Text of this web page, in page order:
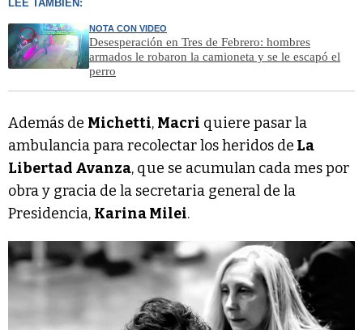
LEÉ TAMBIÉN:
NOTA CON VIDEO
Desesperación en Tres de Febrero: hombres
armados le robaron la camioneta y se le escapó el
perro
Además de Michetti, Macri quiere pasar la
ambulancia para recolectar los heridos de La
Libertad Avanza, que se acumulan cada mes por
obra y gracia de la secretaria general de la
Presidencia, Karina Milei.